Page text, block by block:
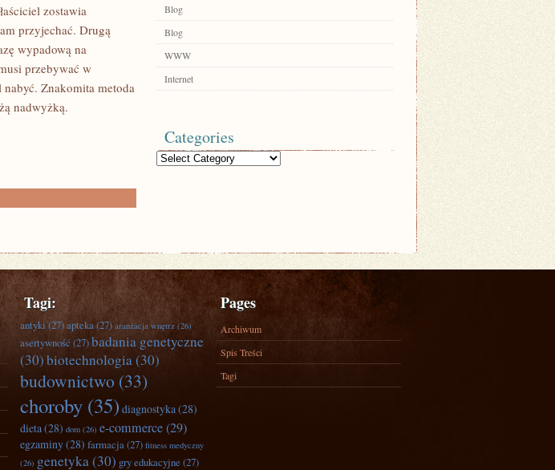
zostawia
przyjechać. Drugą
wypadową na
przebywać w
Znakomita metoda
nadwyżką.
Blog
Blog
WWW
Internet
Categories
Categories
Tagi:
antyki(27)apteka(27) aranżacja wnętrz (26)
asertywność (27)badania genetyczne
(30)biotechnologia(30)
budownictwo (33)
choroby (35) diagnostyka(28)
dieta(28) dom (26) e-commerce(29)
egzaminy(28) farmacja(27) fitness medyczny
(26) genetyka(30) gry edukacyjne (27)
Pages
Archiwum
Spis Treści
Tagi